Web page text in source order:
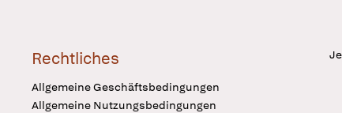
Rechtliches
Allgemeine Geschäftsbedingungen
Allgemeine Nutzungsbedingungen